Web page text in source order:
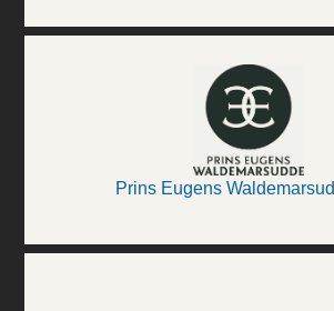
Prins Eugens